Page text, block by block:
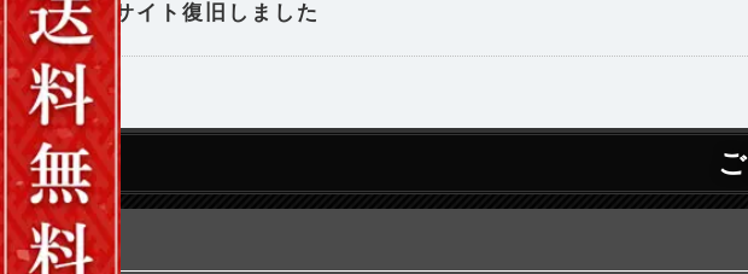
2025-08-29 サイト復旧しました
送料